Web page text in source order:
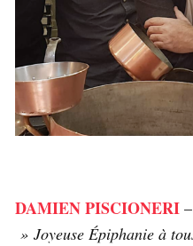
DAMIEN PISCIONERI
» Joyeuse Épiphanie à